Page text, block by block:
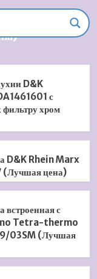
Briana SX-
D&K
с
хром
D&K Rhein Marx
(Лучшая цена)
встроенная с
Tetra-thermo
03SM (Лучшая